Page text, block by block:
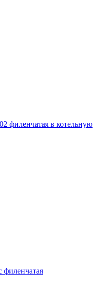
филенчатая в котельную
филенчатая